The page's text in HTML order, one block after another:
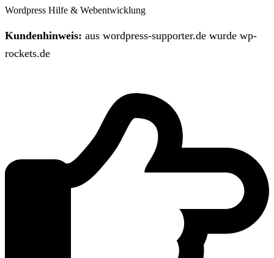
Wordpress Hilfe & Webentwicklung
Kundenhinweis: aus wordpress-supporter.de wurde wp-
rockets.de